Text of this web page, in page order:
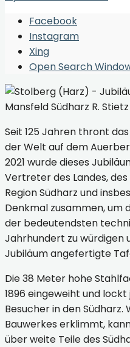
Facebook
Instagram
Xing
Open Search
Seit 125 Jahren thront
der Welt auf dem
2021 wurde dieses
Vertreter des Landes,
Region Südharz und
Denkmal zusammen, um
der bedeutendsten
Jahrhundert zu würdigen
Jubiläum angefertigte
Die 38 Meter hohe
1896 eingeweiht und
Besucher in den Südharz.
Bauwerkes erklimmt,
über weite Teile des